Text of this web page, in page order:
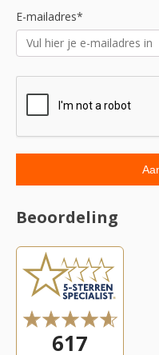
E-mailadres*
Beoordeling